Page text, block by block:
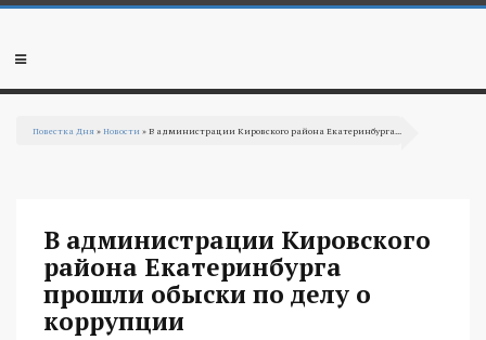
Перейти к основному содержанию
Мобильное
Повестка Дня »Новости » В администрации Кировского района Екатеринбурга...
В администрации Кировского
района Екатеринбурга
прошли обыски по делу о
коррупции